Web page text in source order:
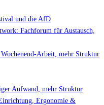
und die AfD
Fachforum für Austausch,
Arbeit, mehr Struktur
Aufwand, mehr Struktur
Ergonomie &